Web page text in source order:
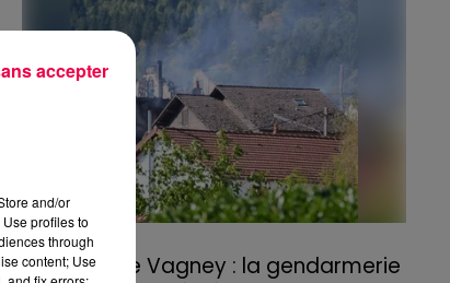
3 août 2026
Incendie de Vagney : la gendarmerie
and/or
profiles to
through
content; Use
accepter